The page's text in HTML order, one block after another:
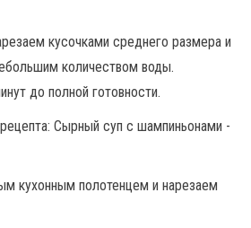
кусочками среднего размера и
количеством воды.
до полной готовности.
кухонным полотенцем и нарезаем